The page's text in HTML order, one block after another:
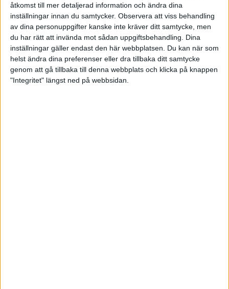
åtkomst till mer detaljerad information och ändra dina
inställningar innan du samtycker. Observera att viss behandling
av dina personuppgifter kanske inte kräver ditt samtycke, men
du har rätt att invända mot sådan uppgiftsbehandling. Dina
inställningar gäller endast den här webbplatsen. Du kan när som
helst ändra dina preferenser eller dra tillbaka ditt samtycke
genom att gå tillbaka till denna webbplats och klicka på knappen
"Integritet" längst ned på webbsidan.
8
Anton
Keltanen
FINLAND 140 167 206